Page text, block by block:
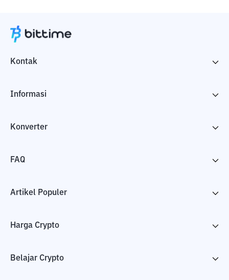
Kontak
Informasi
Konverter
FAQ
Artikel Populer
Harga Crypto
Belajar Crypto